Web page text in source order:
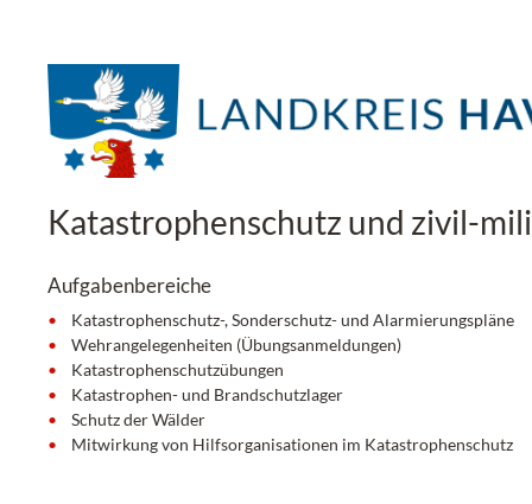
Katastrophenschutz und zivil-
Aufgabenbereiche
Katastrophenschutz-, Sonderschutz- und Alarmierungspläne
Wehrangelegenheiten (Übungsanmeldungen)
Katastrophenschutzübungen
Katastrophen- und Brandschutzlager
Schutz der Wälder
Mitwirkung von Hilfsorganisationen im Katastrophenschutz